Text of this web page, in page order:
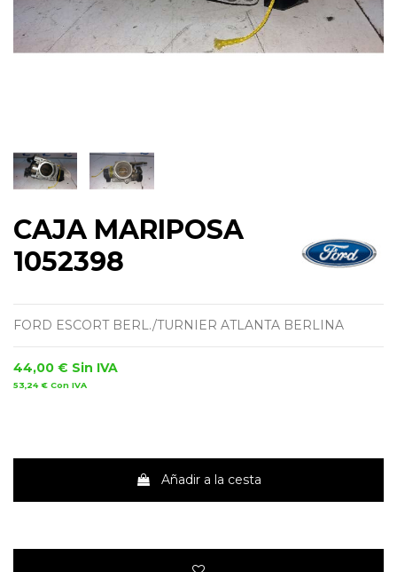
CAJA MARIPOSA
1052398
FORD ESCORT BERL./TURNIER ATLANTA BERLINA
44,00 € Sin IVA
53,24 € Con IVA
Añadir a la cesta